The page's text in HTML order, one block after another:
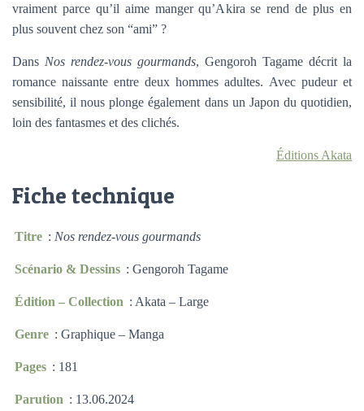
vraiment parce qu’il aime manger qu’Akira se rend de plus en
plus souvent chez son “ami” ?
Dans Nos rendez-vous gourmands, Gengoroh Tagame décrit la
romance naissante entre deux hommes adultes. Avec pudeur et
sensibilité, il nous plonge également dans un Japon du quotidien,
loin des fantasmes et des clichés.
Éditions Akata
Fiche technique
Titre : Nos rendez-vous gourmands
Scénario & Dessins : Gengoroh Tagame
Édition – Collection : Akata – Large
Genre : Graphique – Manga
Pages : 181
Parution : 13.06.2024